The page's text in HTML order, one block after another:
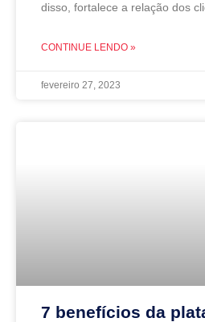
disso, fortalece a relação dos
CONTINUE LENDO »
fevereiro 27, 2023
7 benefícios da